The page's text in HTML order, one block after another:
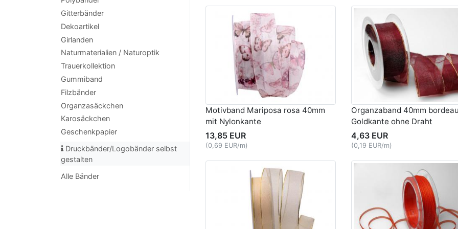
Gitterbänder
Dekoartikel
Girlanden
Naturmaterialien / Naturoptik
Trauerkollektion
Gummiband
Filzbänder
Organzasäckchen
Karosäckchen
Geschenkpapier
Druckbänder/Logobänder selbst
gestalten
Alle Bänder
Motivband Mariposa rosa 40mm
mit Nylonkante
13,85 EUR
(0,69 EUR/m)
Organzaband 40mm
Goldkante ohne Draht
4,63 EUR
(0,19 EUR/m)